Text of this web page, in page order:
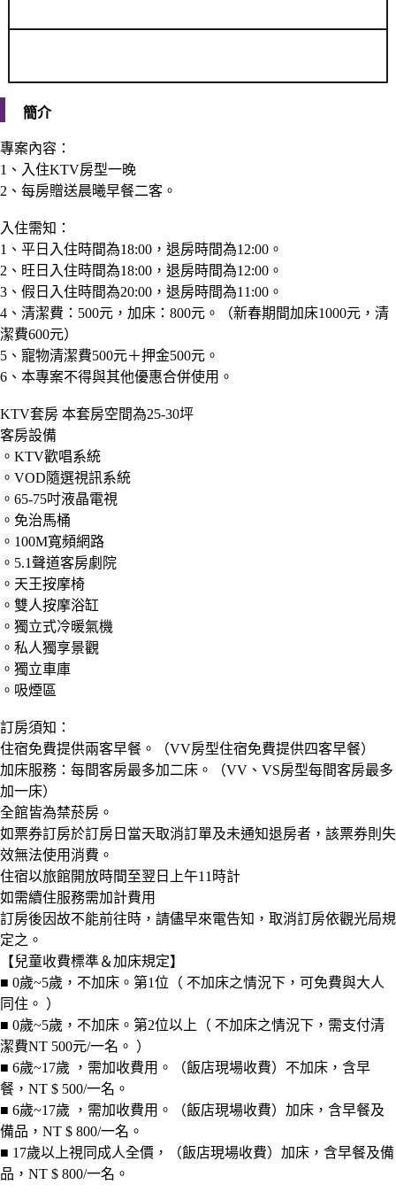
簡介
專案內容：
1、入住KTV房型一晚
2、每房贈送晨曦早餐二客。
入住需知：
1、平日入住時間為18:00，退房時間為12:00。
2、旺日入住時間為18:00，退房時間為12:00。
3、假日入住時間為20:00，退房時間為11:00。
4、清潔費：500元，加床：800元。（新春期間加床1000元，清
潔費600元）
5、寵物清潔費500元＋押金500元。
6、本專案不得與其他優惠合併使用。
KTV套房 本套房空間為25-30坪
客房設備
。KTV歡唱系統
。VOD隨選視訊系統
。65-75吋液晶電視
。免治馬桶
。100M寬頻網路
。5.1聲道客房劇院
。天王按摩椅
。雙人按摩浴缸
。獨立式冷暖氣機
。私人獨享景觀
。獨立車庫
。吸煙區
訂房須知：
住宿免費提供兩客早餐。（VV房型住宿免費提供四客早餐）
加床服務：每間客房最多加二床。（VV、VS房型每間客房最多
加一床）
全館皆為禁菸房。
如票券訂房於訂房日當天取消訂單及未通知退房者，該票券則失
效無法使用消費。
住宿以旅館開放時間至翌日上午11時計
如需續住服務需加計費用
訂房後因故不能前往時，請儘早來電告知，取消訂房依觀光局規
定之。
【兒童收費標準＆加床規定】
■ 0歲~5歲，不加床。第1位（ 不加床之情況下，可免費與大人
同住。 ）
■ 0歲~5歲，不加床。第2位以上（ 不加床之情況下，需支付清
潔費NT 500元/一名。 ）
■ 6歲~17歲 ，需加收費用。（飯店現場收費）不加床，含早
餐，NT $ 500/一名。
■ 6歲~17歲 ，需加收費用。（飯店現場收費）加床，含早餐及
備品，NT $ 800/一名。
■ 17歲以上視同成人全價，（飯店現場收費）加床，含早餐及備
品，NT $ 800/一名。